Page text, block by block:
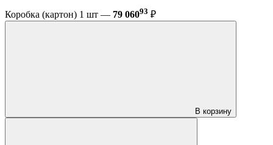
Коробка (картон) 1 шт — 79 06093 ₽
В корзину